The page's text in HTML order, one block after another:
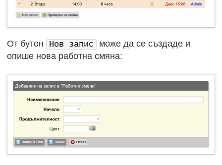
От бутон Нов запис
може да се създаде и
опише нова работна смяна: